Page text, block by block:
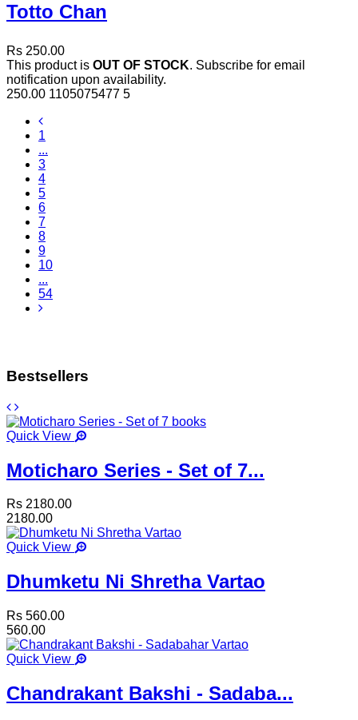
Totto Chan
Rs 250.00
This product is OUT OF STOCK. Subscribe for email
notification upon availability.
250.00 1105075477 5
1
...
3
4
5
6
7
8
9
10
...
54
Bestsellers
Quick View
Moticharo Series - Set of 7...
Rs 2180.00
2180.00
Quick View
Dhumketu Ni Shretha Vartao
Rs 560.00
560.00
Quick View
Chandrakant Bakshi - Sadaba...